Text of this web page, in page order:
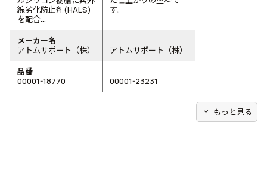
線劣化防止剤(HALS)
を配合...
す。
メーカー名
アトムサポート（株）
アトムサポート（株）
品番
00001-18770
00001-23231
expand_more もっと見る